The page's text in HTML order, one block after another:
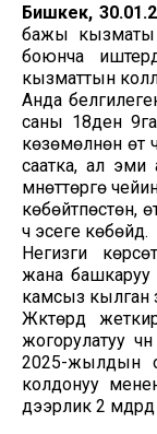
Бишкек,
бажы кызматы
боюнча
кызматтын
Анда
саны 18ден
көзөмөлүнөн
саатка, ал эми
мүнөттөргө
көбөйтпөстөн,
үч эсеге көбөйдү.
Негизги
жана башкаруу
камсыз кылган
Жүктөрдү
жогорулатуу
2025-жылдын
колдонуу
дээрлик 2 мдрд